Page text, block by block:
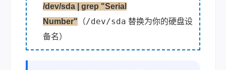
/dev/sda | grep "Serial
Number" （/dev/sda 替换为你的硬盘设
备名）